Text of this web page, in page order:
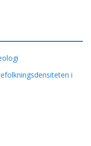
i